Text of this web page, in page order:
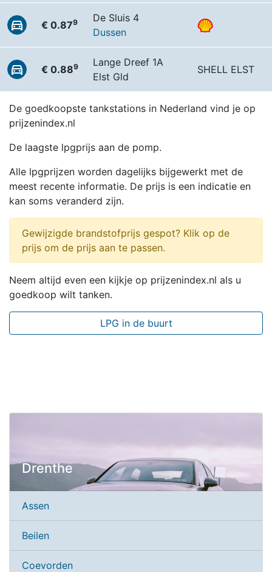
€ 0.879
De Sluis 4
Dussen
€ 0.889
Lange Dreef 1A
Elst Gld
SHELL ELST
De goedkoopste tankstations in Nederland vind je op
prijzenindex.nl
De laagste lpgprijs aan de pomp.
Alle lpgprijzen worden dagelijks bijgewerkt met de
meest recente informatie. De prijs is een indicatie en
kan soms veranderd zijn.
Gewijzigde brandstofprijs gespot? Klik op de
prijs om de prijs aan te passen.
Neem altijd even een kijkje op prijzenindex.nl als u
goedkoop wilt tanken.
LPG in de buurt
Drenthe
Assen
Beilen
Coevorden